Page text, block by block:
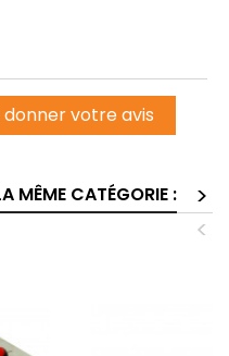
votre avis
MÊME CATÉGORIE :
>
<